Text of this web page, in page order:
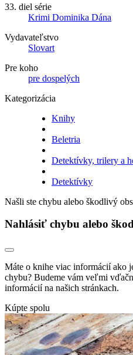
33. diel série
Krimi Dominika Dána
Vydavateľstvo
Slovart
Pre koho
pre dospelých
Kategorizácia
Knihy
Beletria
Detektívky, trilery a
Detektívky
Našli ste chybu alebo škodlivý
Nahlásiť chybu alebo
Máte o knihe viac informácií ako
chybu? Budeme vám veľmi
informácií na našich stránkach.
Kúpte spolu